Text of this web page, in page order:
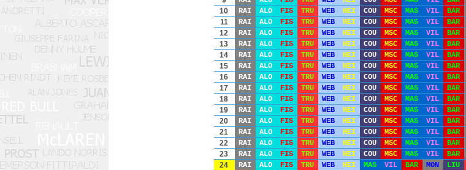
10
RAI ALO FIS TRU WEB HEI COU MSC MAS VIL BAR
11
RAI ALO FIS TRU WEB HEI COU MSC MAS VIL BAR
12
RAI ALO FIS TRU WEB HEI COU MSC MAS VIL BAR
13
RAI ALO FIS TRU WEB HEI COU MSC MAS VIL BAR
14
RAI ALO FIS TRU WEB HEI COU MSC MAS VIL BAR
15
RAI ALO FIS TRU WEB HEI COU MSC MAS VIL BAR
16
RAI ALO FIS TRU WEB HEI COU MSC MAS VIL BAR
17
RAI ALO FIS TRU WEB HEI COU MSC MAS VIL BAR
18
RAI ALO FIS TRU WEB HEI COU MSC MAS VIL BAR
19
RAI ALO FIS TRU WEB HEI COU MSC MAS VIL BAR
20
RAI ALO FIS TRU WEB HEI COU MSC MAS VIL BAR
21
RAI ALO FIS TRU WEB HEI COU MSC MAS VIL BAR
22
RAI ALO FIS TRU WEB HEI COU MSC MAS VIL BAR
23
RAI ALO FIS TRU WEB HEI COU MSC MAS VIL BAR
24
RAI ALO FIS TRU WEB HEI MAS VIL BAR MON LIU